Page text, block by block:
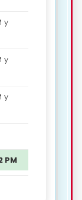
y
y
y
PM